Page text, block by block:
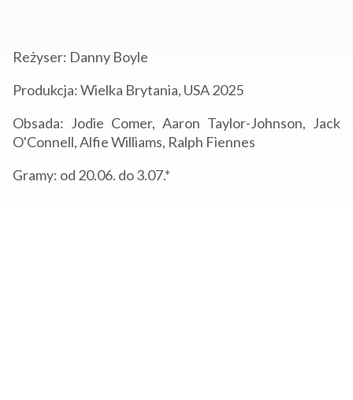
Reżyser: Danny Boyle
Produkcja: Wielka Brytania, USA 2025
Obsada: Jodie Comer, Aaron Taylor-Johnson, Jack
O'Connell, Alfie Williams, Ralph Fiennes
Gramy: od 20.06. do 3.07.*